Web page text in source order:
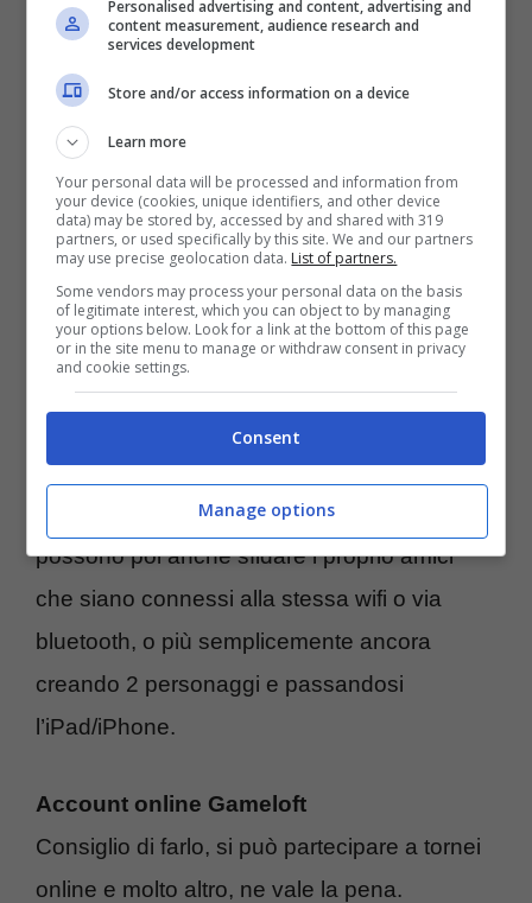
salire di livello del proprio personaggio, si
potrà optare per la gara a colpi, un duello
(contro il computer), una sfida. Le sfide sono
dei mini giochi con obiettivi particolari ed
originali, un modo divertente per dare
longevità al gioco. In premio oltre
all’esperienza che vi farà avanzare di livello
anche soldi e fulmini.
E’ possibile partecipare a duelli online, basta
crearsi un account conGameloftche è
gratuito e si fa direttamente dal gioco. Si
possono poi anche sfidare i proprio amici
che siano connessi alla stessa wifi o via
bluetooth, o più semplicemente ancora
creando 2 personaggi e passandosi
l’iPad/iPhone.
Account online Gameloft
Consiglio di farlo, si può partecipare a tornei
online e molto altro, ne vale la pena.
Personalised advertising and content, advertising and
content measurement, audience research and
services development
Store and/or access information on a device
Learn more
Your personal data will be processed and information from
your device (cookies, unique identifiers, and other device
data) may be stored by, accessed by and shared with 319
partners, or used specifically by this site. We and our partners
may use precise geolocation data. List of partners.
Some vendors may process your personal data on the basis
of legitimate interest, which you can object to by managing
your options below. Look for a link at the bottom of this page
or in the site menu to manage or withdraw consent in privacy
and cookie settings.
Consent
Manage options